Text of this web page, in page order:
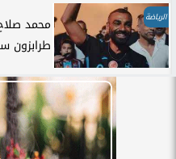
الرياضة
محمد
طرابزون